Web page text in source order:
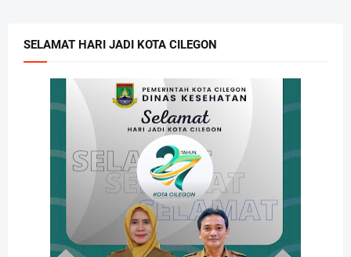
SELAMAT HARI JADI KOTA CILEGON